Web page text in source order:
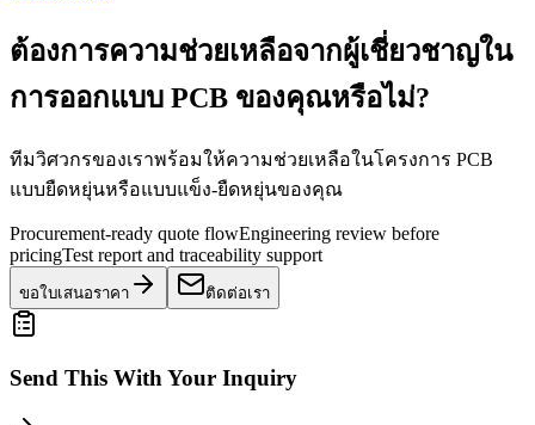
ต้องการความช่วยเหลือจากผู้เชี่ยวชาญใน
การออกแบบ PCB ของคุณหรือไม่?
ทีมวิศวกรของเราพร้อมให้ความช่วยเหลือในโครงการ PCB
แบบยืดหยุ่นหรือแบบแข็ง-ยืดหยุ่นของคุณ
Procurement-ready quote flowEngineering review before
pricingTest report and traceability support
ขอใบเสนอราคา ติดต่อเรา
Send This With Your Inquiry